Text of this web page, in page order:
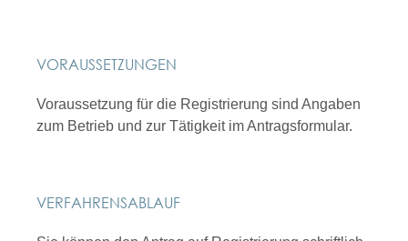
VORAUSSETZUNGEN
Voraussetzung für die Registrierung sind Angaben
zum Betrieb und zur Tätigkeit im Antragsformular.
VERFAHRENSABLAUF